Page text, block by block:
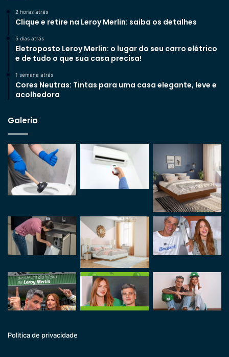
2 horas atrás
Clique e retire na Leroy Merlin: saiba os detalhes
5 dias atrás
Eletroposto Leroy Merlin: o lugar do seu carro elétrico
e de tudo o que sua casa precisa!
1 semana atrás
Cores Neutras: Tintas para uma casa elegante, leve e
acolhedora
Galeria
Politica de privacidade